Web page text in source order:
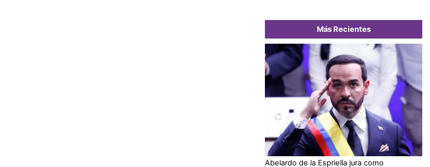
Más Recientes
Abelardo de la Espriella jura como